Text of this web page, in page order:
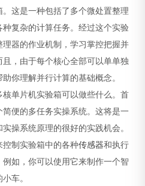
这是一种包括了多个微处置整理
复杂的计算任务。经过这个实验
器的作业机制，学习掌控把握并
，由于每个核心全部可以单单独
你理解并行计算的基础概念。
单片机实验箱可以做些什么。首
便的多任务实操系统。这将是一
操系统原理的很好的实践机会。
控制实验箱中的各种传感器和执行
如，你可以使用它来制作一个智
车。